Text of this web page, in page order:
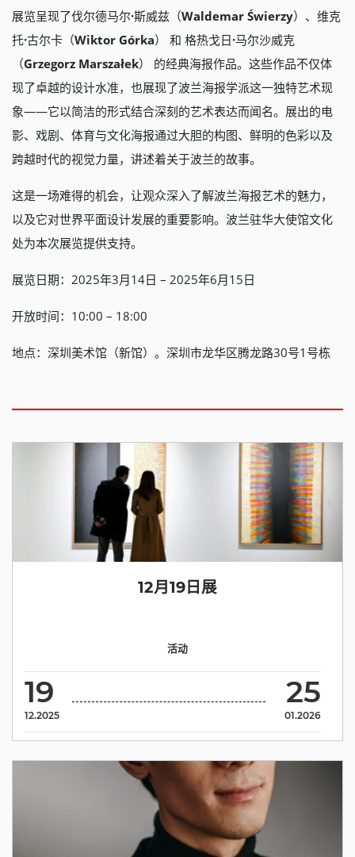
展览呈现了伐尔德马尔·斯威兹（Waldemar Świerzy）、维克
托·古尔卡（Wiktor Górka） 和 格热戈日·马尔沙威克
（Grzegorz Marszałek） 的经典海报作品。这些作品不仅体
现了卓越的设计水准，也展现了波兰海报学派这一独特艺术现
象——它以简洁的形式结合深刻的艺术表达而闻名。展出的电
影、戏剧、体育与文化海报通过大胆的构图、鲜明的色彩以及
跨越时代的视觉力量，讲述着关于波兰的故事。
这是一场难得的机会，让观众深入了解波兰海报艺术的魅力，
以及它对世界平面设计发展的重要影响。波兰驻华大使馆文化
处为本次展览提供支持。
展览日期：2025年3月14日 – 2025年6月15日
开放时间：10:00 – 18:00
地点：深圳美术馆（新馆）。深圳市龙华区腾龙路30号1号栋
12月19日展
19
12.2025
25
01.2026
活动